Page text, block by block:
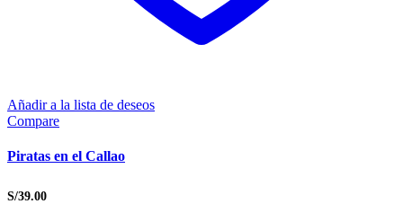
Añadir a la lista de deseos
Compare
Piratas en el Callao
S/39.00